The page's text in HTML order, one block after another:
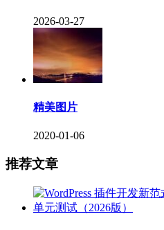
2026-03-27
精美图片
2020-01-06
推荐文章